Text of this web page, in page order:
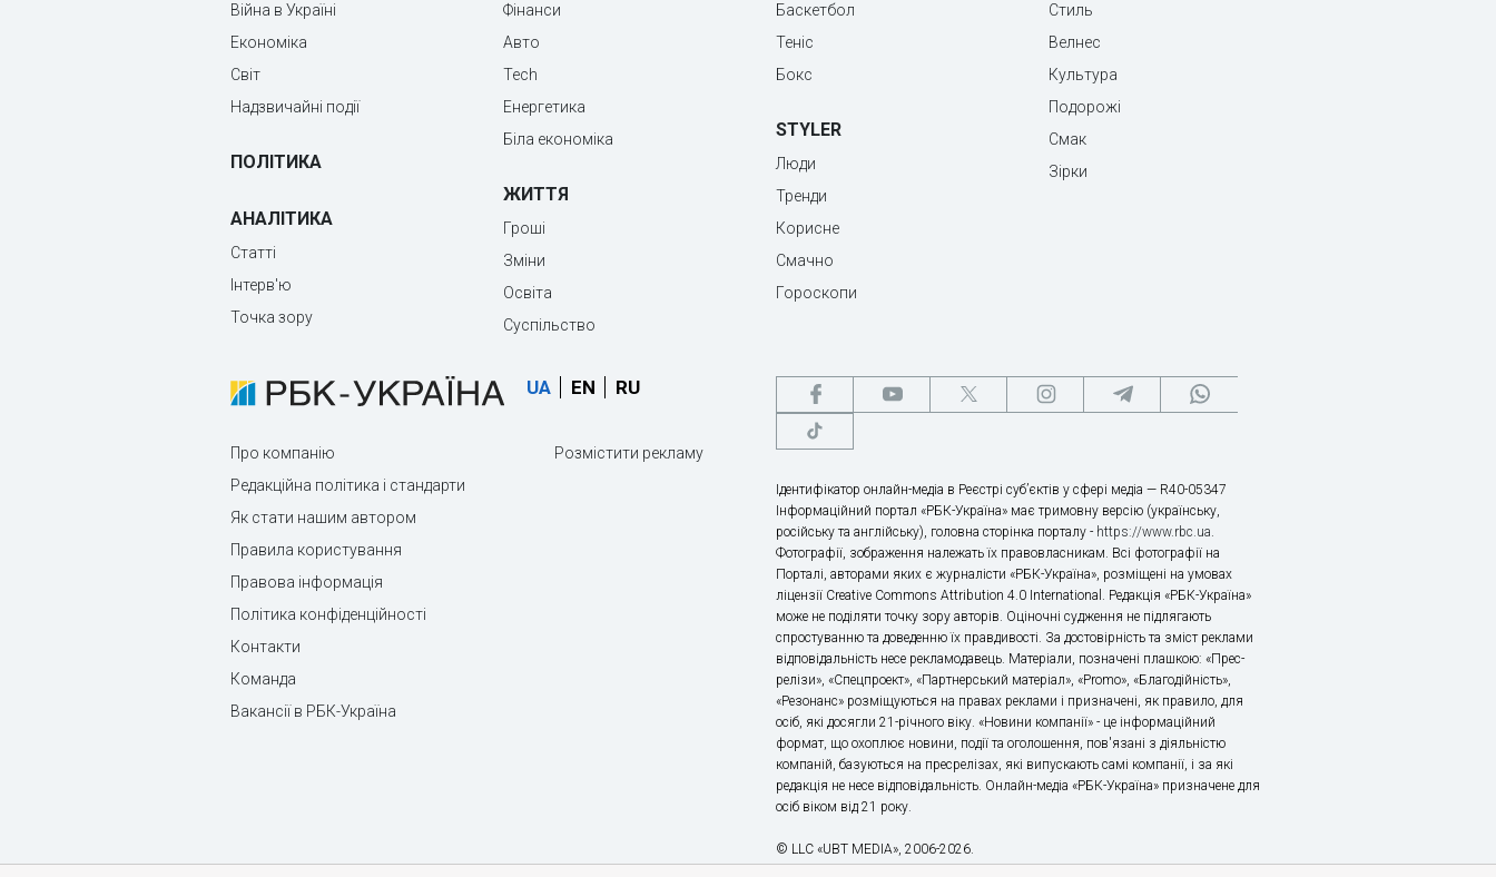
Війна в Україні
Економіка
Світ
Надзвичайні події
ПОЛІТИКА
АНАЛІТИКА
Статті
Інтерв'ю
Точка зору
Фінанси
Авто
Tech
Енергетика
Біла економіка
ЖИТТЯ
Гроші
Зміни
Освіта
Суспільство
Баскетбол
Теніс
Бокс
STYLER
Люди
Тренди
Корисне
Смачно
Гороскопи
Стиль
Велнес
Культура
Подорожі
Смак
Зірки
UA EN RU
Про компанію
Редакційна політика і стандарти
Як стати нашим автором
Правила користування
Правова інформація
Політика конфіденційності
Контакти
Команда
Вакансії в РБК-Україна
Розмістити рекламу
Ідентифікатор онлайн-медіа в Реєстрі суб’єктів у сфері медіа — R40-05347
Інформаційний портал «РБК-Україна» має тримовну версію (українську,
російську та англійську), головна сторінка порталу - https://www.rbc.ua.
Фотографії, зображення належать їх правовласникам. Всі фотографії на
Порталі, авторами яких є журналісти «РБК-Україна», розміщені на умовах
ліцензії Creative Commons Attribution 4.0 International. Редакція «РБК-Україна»
може не поділяти точку зору авторів. Оціночні судження не підлягають
спростуванню та доведенню їх правдивості. За достовірність та зміст реклами
відповідальність несе рекламодавець. Матеріали, позначені плашкою: «Прес-
релізи», «Спецпроект», «Партнерський матеріал», «Promo», «Благодійність»,
«Резонанс» розміщуються на правах реклами і призначені, як правило, для
осіб, які досягли 21-річного віку. «Новини компанії» - це інформаційний
формат, що охоплює новини, події та оголошення, пов'язані з діяльністю
компаній, базуються на пресрелізах, які випускають самі компанії, і за які
редакція не несе відповідальність. Онлайн-медіа «РБК-Україна» призначене для
осіб віком від 21 року.
© LLC «UBT MEDIA», 2006-2026.